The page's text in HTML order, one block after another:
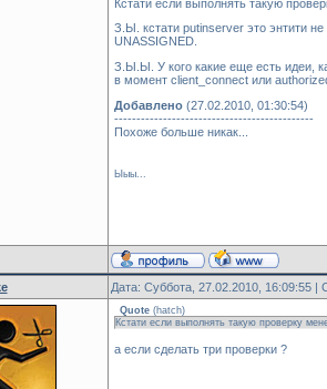
Кстати если выполнять такую
З.Ы. кстати putinserver это энтити не
UNASSIGNED.
З.Ы.Ы. У кого какие еще есть идеи,
в момент client_connect или
Добавлено (27.02.2010, 01:30:54)
---------------------------------------------
Похоже больше никак...
Ыыы...
Дата: Суббота, 27.02.2010, 16:09:55
Quote (hatch)
Кстати если выполнять такую проверку
а если сделать три проверки ?